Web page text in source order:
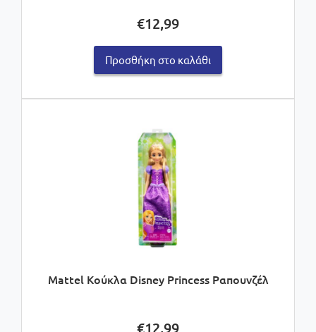
€12,99
Προσθήκη στο καλάθι
Mattel Κούκλα Disney Princess Ραπουνζέλ
€12,99